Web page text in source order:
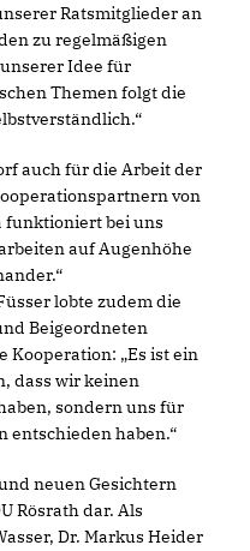
Ratsmitglieder an
zu regelmäßigen
Idee für
Themen folgt die
auch für die Arbeit der
von
funktioniert bei uns
auf Augenhöhe
lobte zudem die
Beigeordneten
Kooperation: „Es ist ein
dass wir keinen
sondern uns für
entschieden haben.“
neuen Gesichtern
Rösrath dar. Als
Dr. Markus Heider